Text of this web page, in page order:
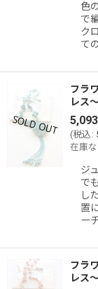
色
で
ク
て
フラ
レス
5,093
(税込 :
在庫な
ジ
で
し
置
ー
フラ
レス